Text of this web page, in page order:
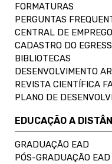
FORMATURAS
PERGUNTAS
CENTRAL DE
CADASTRO DO
BIBLIOTECAS
DESENVOLVIMENTO
REVISTA CIENTÍFICA
PLANO DE
EDUCAÇÃO A
GRADUAÇÃO EAD
PÓS-GRADUAÇÃO EAD